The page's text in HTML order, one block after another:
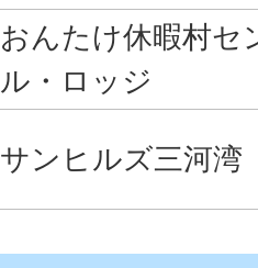
おんたけ休暇村セ
ル・ロッジ
サンヒルズ三河湾